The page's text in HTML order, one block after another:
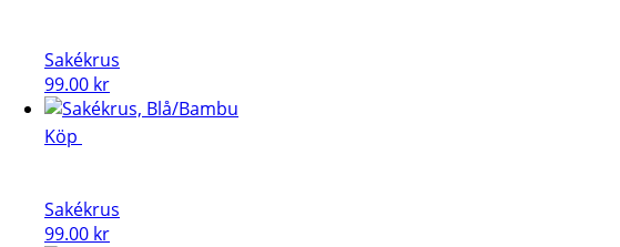
Sakékrus
99.00 kr
Köp
Sakékrus
99.00 kr